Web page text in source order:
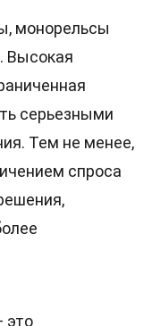
монорельсы
Высокая
серьезными
Тем не менее,
спроса
это